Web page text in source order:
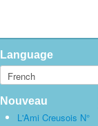
Language
Nouveau
L'Ami Creusois N°